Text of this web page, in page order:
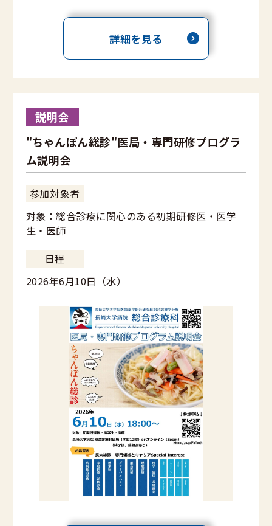
詳細を見る
説明会
"ちゃんぽん総診"医局・専門研修プログラ
ム説明会
参加対象者
対象：総合診療に関心のある初期研修医・医学
生・医師
日程
2026年6月10日（水）